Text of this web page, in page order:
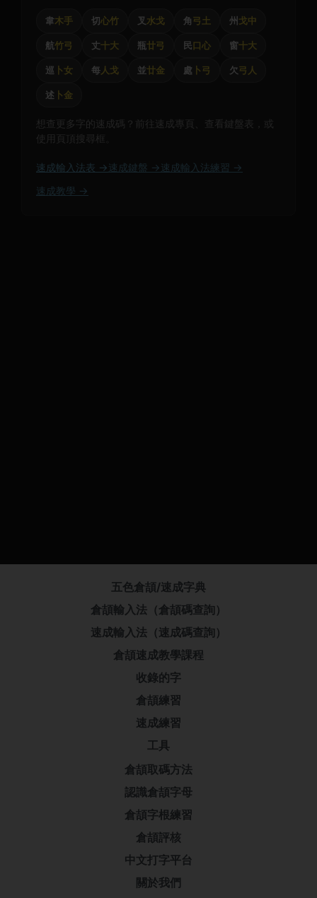
韋木手 切心竹 叉 水戈 角弓土 州 戈中
航竹弓 丈十大 瓶廿弓 民口心 窗十大
巡 卜女 每人戈 並廿金 處 卜弓 欠弓人
述 卜金
想查更多字的速成碼？前往速成專頁、查看鍵盤表，或
使用頁頂搜尋框。
速成輸入法表 → 速成鍵盤 → 速成輸入法練習 →
速成教學 →
五色倉頡/速成字典
倉頡輸入法（倉頡碼查詢）
速成輸入法（速成碼查詢）
倉頡速成教學課程
收錄的字
倉頡練習
速成練習
工具
倉頡取碼方法
認識倉頡字母
倉頡字根練習
倉頡評核
中文打字平台
關於我們